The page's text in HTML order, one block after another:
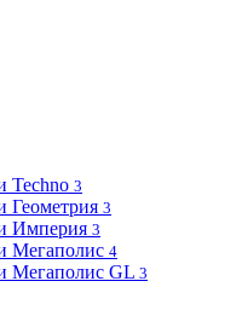
Techno 3
Геометрия 3
Империя 3
Мегаполис 4
Мегаполис GL 3